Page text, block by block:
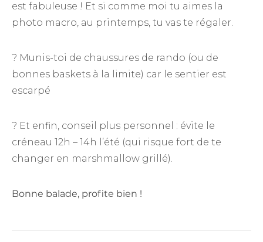
est fabuleuse ! Et si comme moi tu aimes la
photo macro, au printemps, tu vas te régaler.
? Munis-toi de chaussures de rando (ou de
bonnes baskets à la limite) car le sentier est
escarpé
? Et enfin, conseil plus personnel : évite le
créneau 12h – 14h l’été (qui risque fort de te
changer en marshmallow grillé).
Bonne balade, profite bien !